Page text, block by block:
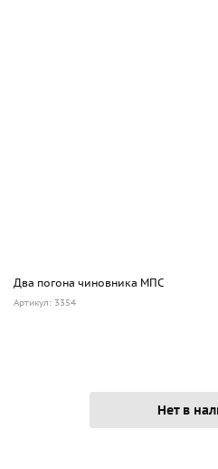
Два погона чиновника МПС
Артикул: 3354
Нет в